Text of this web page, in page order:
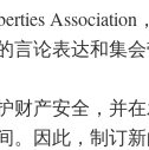
言论表达和集
财产安全，并
。因此，制订